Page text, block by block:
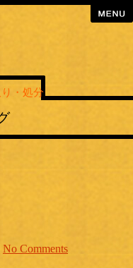
menu
・処分
No Comments